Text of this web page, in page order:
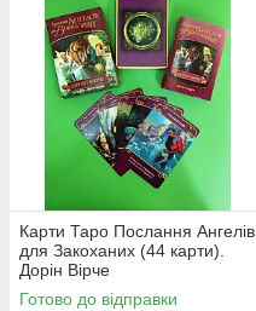
Карти Таро Послання Ангелів
для Закоханих (44 карти).
Дорін Вірче
Готово до відправки